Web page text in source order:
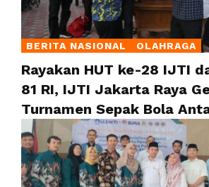
BERITA NASIONAL OLAHRAGA
Rayakan HUT ke-28 IJTI
81 RI, IJTI Jakarta Raya
Turnamen Sepak Bola